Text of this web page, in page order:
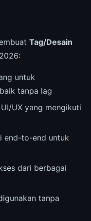
Tag/Desain
untuk
tanpa lag
UX yang mengikuti
end-to-end untuk
dari berbagai
tanpa